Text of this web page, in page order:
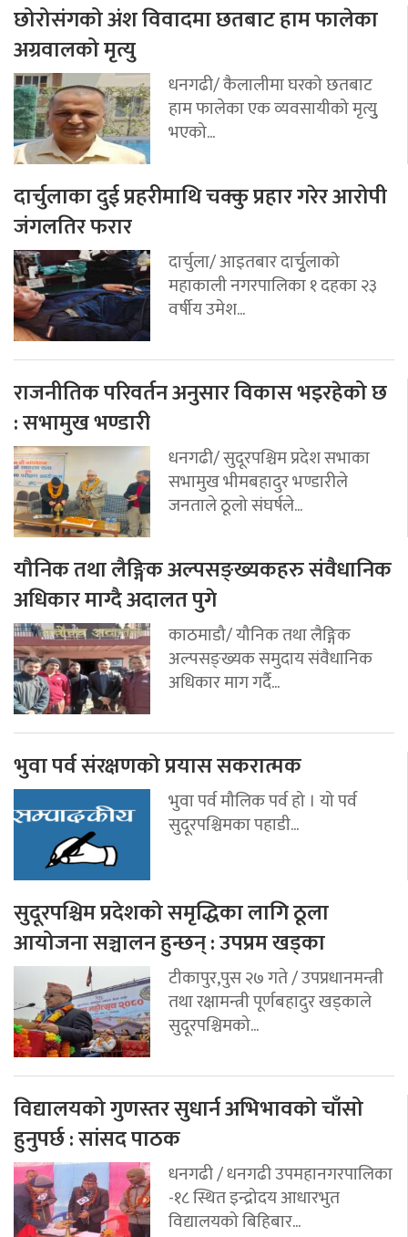
छोरोसंगको अंश विवादमा छतबाट हाम फालेका
अग्रवालको मृत्यु
धनगढी/ कैलालीमा घरको छतबाट
हाम फालेका एक व्यवसायीको मृत्युु
भएको...
दार्चुलाका दुई प्रहरीमाथि चक्कु प्रहार गरेर आरोपी
जंगलतिर फरार
दार्चुला/ आइतबार दार्चुृलाको
महाकाली नगरपालिका १ दहका २३
वर्षीय उमेश...
राजनीतिक परिवर्तन अनुसार विकास भइरहेको छ
: सभामुख भण्डारी
धनगढी/ सुदूरपश्चिम प्रदेश सभाका
सभामुख भीमबहादुर भण्डारीले
जनताले ठूलो संघर्षले...
यौनिक तथा लैङ्गिक अल्पसङ्ख्यकहरु संवैधानिक
अधिकार माग्दै अदालत पुगे
काठमाडौ/ यौनिक तथा लैङ्गिक
अल्पसङ्ख्यक समुदाय संवैधानिक
अधिकार माग गर्दै...
भुवा पर्व संरक्षणको प्रयास सकरात्मक
भुवा पर्व मौलिक पर्व हो । यो पर्व
सुदूरपश्चिमका पहाडी...
सुदूरपश्चिम प्रदेशको समृद्धिका लागि ठूला
आयोजना सञ्चालन हुन्छन् : उपप्रम खड्का
टीकापुर,पुस २७ गते / उपप्रधानमन्त्री
तथा रक्षामन्त्री पूर्णबहादुर खड्काले
सुदूरपश्चिमको...
विद्यालयको गुणस्तर सुधार्न अभिभावको चाँसो
हुनुपर्छ : सांसद पाठक
धनगढी / धनगढी उपमहानगरपालिका
-१८ स्थित इन्द्रोदय आधारभुत
विद्यालयको बिहिबार...